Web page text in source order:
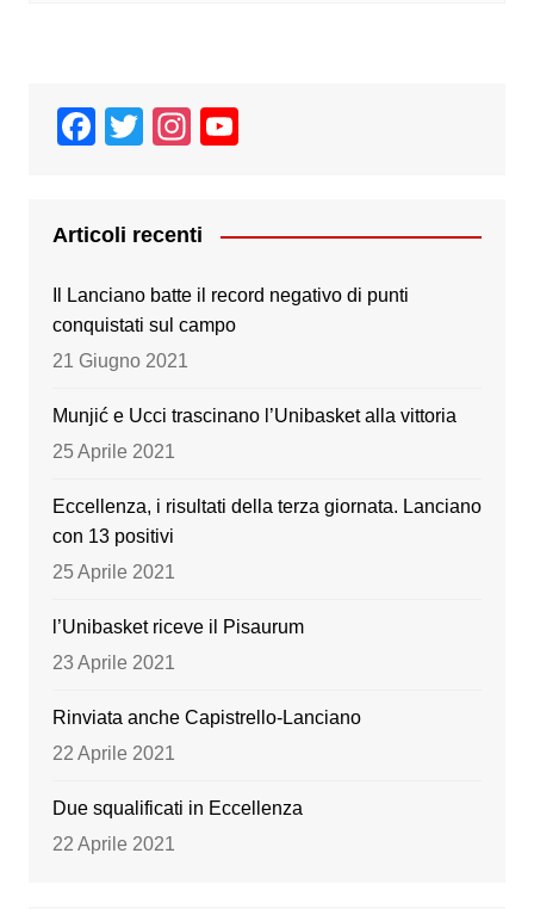
F
e
b
o
o
T
er
In
gr
a
m
T
Articoli recenti
Il Lanciano batte il record negativo di punti
conquistati sul campo
21 Giugno 2021
Munjić e Ucci trascinano l’Unibasket alla vittoria
25 Aprile 2021
Eccellenza, i risultati della terza giornata. Lanciano
con 13 positivi
25 Aprile 2021
l’Unibasket riceve il Pisaurum
23 Aprile 2021
Rinviata anche Capistrello-Lanciano
22 Aprile 2021
Due squalificati in Eccellenza
22 Aprile 2021